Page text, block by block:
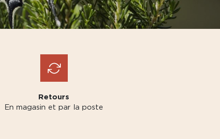
Retours
En magasin et par la poste